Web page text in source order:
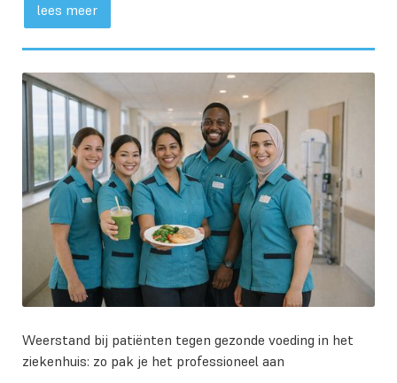
lees meer
Weerstand bij patiënten tegen gezonde voeding in het
ziekenhuis: zo pak je het professioneel aan